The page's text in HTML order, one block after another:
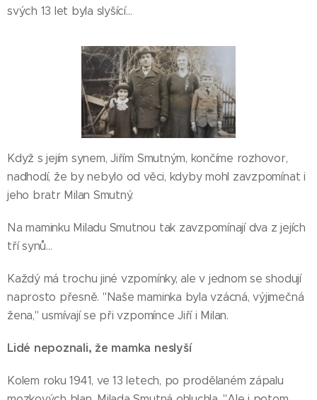
svých 13 let byla slyšící…
Když s jejím synem, Jiřím Smutným, končíme rozhovor,
nadhodí, že by nebylo od věci, kdyby mohl zavzpomínat i
jeho bratr Milan Smutný.
Na maminku Miladu Smutnou tak zavzpomínají dva z jejích
tří synů…
Každý má trochu jiné vzpomínky, ale v jednom se shodují
naprosto přesně. "Naše maminka byla vzácná, výjimečná
žena," usmívají se při vzpomínce Jiří i Milan.
Lidé nepoznali, že mamka neslyší
Kolem roku 1941, ve 13 letech, po prodělaném zápalu